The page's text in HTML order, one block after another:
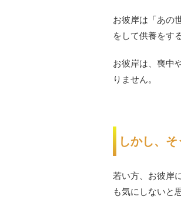
お彼岸は「あの
をして供養をす
お彼岸は、喪中
りません。
しかし、
若い方、お彼岸
も気にしないと